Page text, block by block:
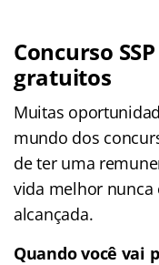
Concurso
gratuitos
Muitas
mundo dos
de ter uma
vida melhor nunca
alcançada.
Quando você vai